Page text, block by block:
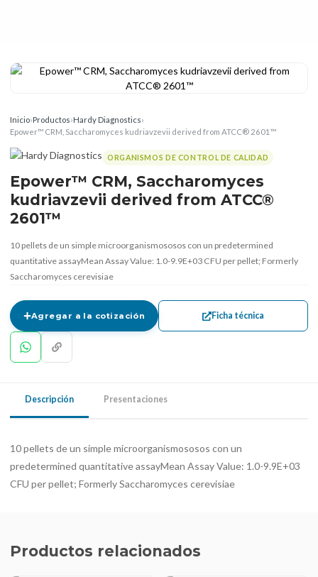
Inicio›Productos›Hardy Diagnostics›
Epower™ CRM, Saccharomyces kudriavzevii derived from ATCC® 2601™
ORGANISMOS DE CONTROL DE CALIDAD
Epower™ CRM, Saccharomyces
kudriavzevii derived from ATCC®
2601™
10 pellets de un simple microorganismososos con un predetermined
quantitative assayMean Assay Value: 1.0-9.9E+03 CFU per pellet; Formerly
Saccharomyces cerevisiae
Agregar a la cotización Ficha técnica
Descripción Presentaciones
10 pellets de un simple microorganismososos con un
predetermined quantitative assayMean Assay Value: 1.0-9.9E+03
CFU per pellet; Formerly Saccharomyces cerevisiae
Productos relacionados